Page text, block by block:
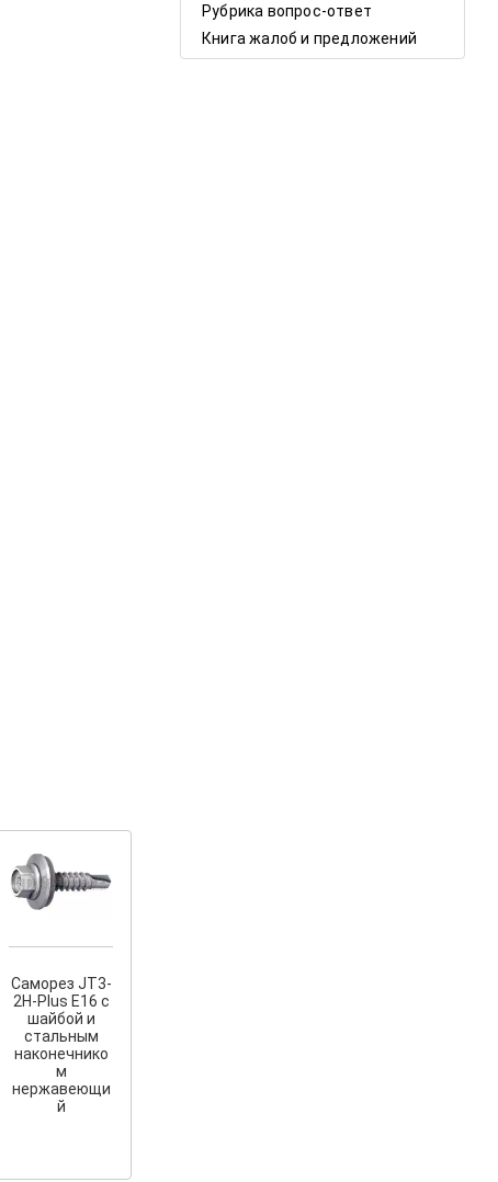
Рубрика вопрос-ответ
Книга жалоб и предложений
Саморез JT3-
2H-Plus E16 с
шайбой и
стальным
наконечнико
м
нержавеющи
й